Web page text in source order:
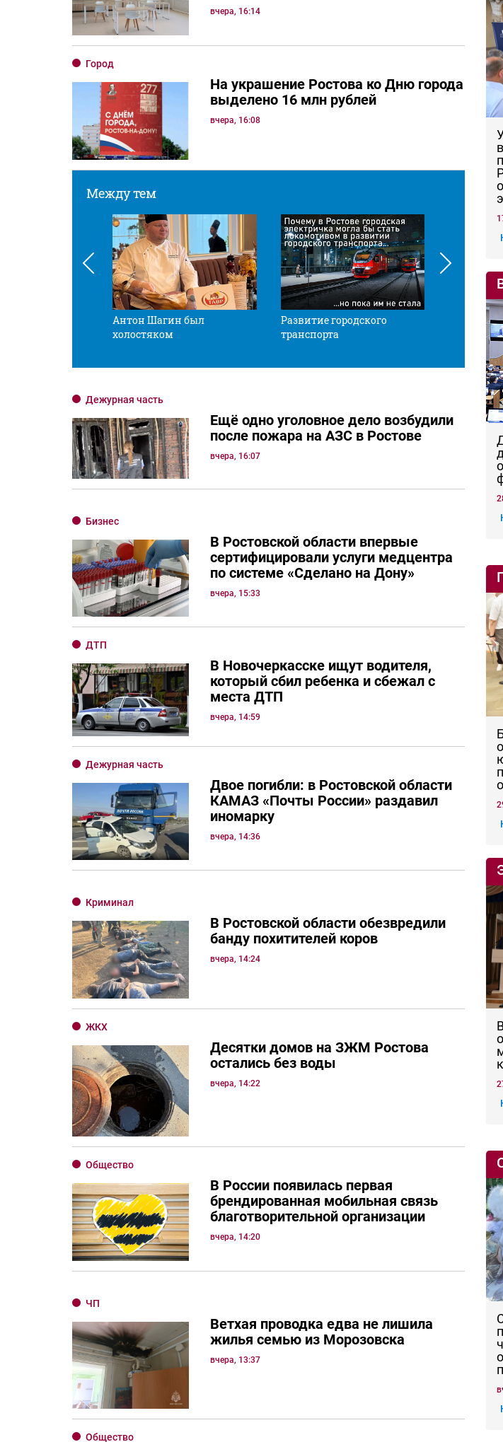
вчера, 16:14
Город
На украшение Ростова ко Дню города
выделено 16 млн рублей
вчера, 16:08
Между тем
Антон Шагин был
холостяком
Развитие городского
транспорта
Красной
Дежурная часть
Ещё одно уголовное дело возбудили
после пожара на АЗС в Ростове
вчера, 16:07
Бизнес
В Ростовской области впервые
сертифицировали услуги медцентра
по системе «Сделано на Дону»
вчера, 15:33
ДТП
В Новочеркасске ищут водителя,
который сбил ребенка и сбежал с
места ДТП
вчера, 14:59
Дежурная часть
Двое погибли: в Ростовской области
КАМАЗ «Почты России» раздавил
иномарку
вчера, 14:36
Криминал
В Ростовской области обезвредили
банду похитителей коров
вчера, 14:24
ЖКХ
Десятки домов на ЗЖМ Ростова
остались без воды
вчера, 14:22
Общество
В России появилась первая
брендированная мобильная связь
благотворительной организации
вчера, 14:20
ЧП
Ветхая проводка едва не лишила
жилья семью из Морозовска
вчера, 13:37
Общество